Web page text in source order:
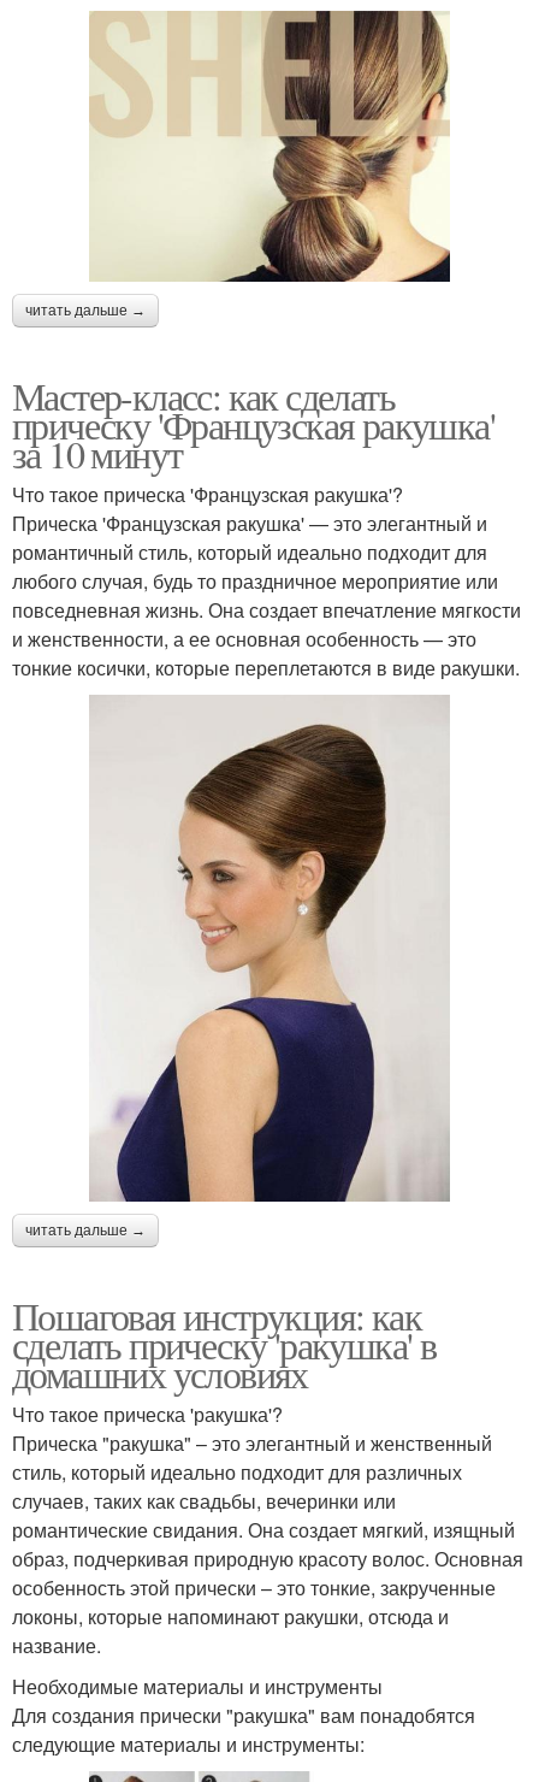
читать дальше →
Мастер-класс: как сделать
прическу 'Французская ракушка'
за 10 минут
Что такое прическа 'Французская ракушка'?
Прическа 'Французская ракушка' — это элегантный и
романтичный стиль, который идеально подходит для
любого случая, будь то праздничное мероприятие или
повседневная жизнь. Она создает впечатление мягкости
и женственности, а ее основная особенность — это
тонкие косички, которые переплетаются в виде ракушки.
читать дальше →
Пошаговая инструкция: как
сделать прическу 'ракушка' в
домашних условиях
Что такое прическа 'ракушка'?
Прическа "ракушка" – это элегантный и женственный
стиль, который идеально подходит для различных
случаев, таких как свадьбы, вечеринки или
романтические свидания. Она создает мягкий, изящный
образ, подчеркивая природную красоту волос. Основная
особенность этой прически – это тонкие, закрученные
локоны, которые напоминают ракушки, отсюда и
название.
Необходимые материалы и инструменты
Для создания прически "ракушка" вам понадобятся
следующие материалы и инструменты: